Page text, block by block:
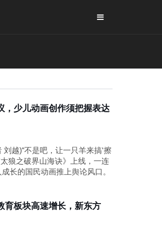
，少儿动画创作须把握表达
越)“不是吧，让一只羊来搞‘擦
狼之破界山海诀》上线，一连
长的国民动画推上舆论风口。
育板块高速增长，新东方